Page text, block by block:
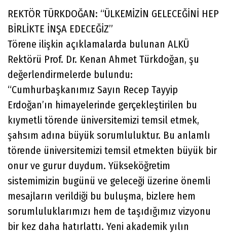
REKTÖR TÜRKDOĞAN: “ÜLKEMİZİN GELECEĞİNİ HEP
BİRLİKTE İNŞA EDECEĞİZ”
Törene ilişkin açıklamalarda bulunan ALKÜ
Rektörü Prof. Dr. Kenan Ahmet Türkdoğan, şu
değerlendirmelerde bulundu:
“Cumhurbaşkanımız Sayın Recep Tayyip
Erdoğan’ın himayelerinde gerçekleştirilen bu
kıymetli törende üniversitemizi temsil etmek,
şahsım adına büyük sorumluluktur. Bu anlamlı
törende üniversitemizi temsil etmekten büyük bir
onur ve gurur duydum. Yükseköğretim
sistemimizin bugünü ve geleceği üzerine önemli
mesajların verildiği bu buluşma, bizlere hem
sorumluluklarımızı hem de taşıdığımız vizyonu
bir kez daha hatırlattı. Yeni akademik yılın